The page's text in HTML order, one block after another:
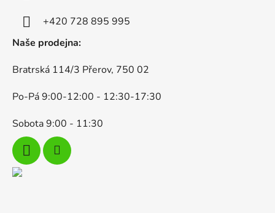
p
s
+420 728 895 995
Naše prodejna:
Bratrská 114/3 Přerov, 750 02
Po-Pá 9:00-12:00 - 12:30-17:30
Sobota 9:00 - 11:30